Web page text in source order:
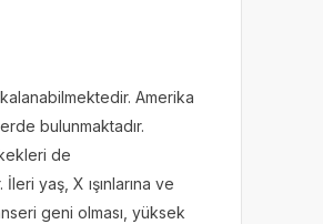
Amerika
bulunmaktadır.
de
yaş, X ışınlarına ve
geni olması, yüksek